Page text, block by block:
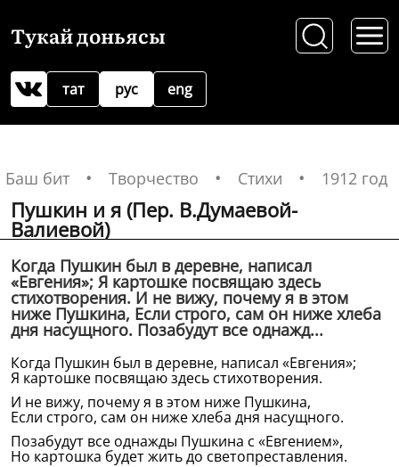
Тукай доньясы
рус
тат eng
Баш бит Творчество Стихи 1912 год
Пушкин и я (Пер. В.Думаевой-
Валиевой)
Когда Пушкин был в деревне, написал
«Евгения»; Я картошке посвящаю здесь
стихотворения. И не вижу, почему я в этом
ниже Пушкина, Если строго, сам он ниже хлеба
дня насущного. Позабудут все однажд...
Когда Пушкин был в деревне, написал «Евгения»;
Я картошке посвящаю здесь стихотворения.
И не вижу, почему я в этом ниже Пушкина,
Если строго, сам он ниже хлеба дня насущного.
Позабудут все однажды Пушкина с «Евгением»,
Но картошка будет жить до светопреставления.